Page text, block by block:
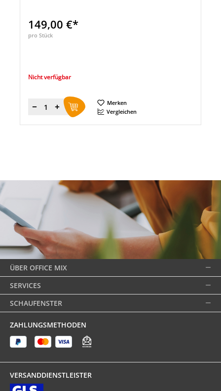
149,00 €*
pro Stück
Nicht verfügbar
Menge
Merken
Vergleichen
ÜBER OFFICE MIX
SERVICES
SCHAUFENSTER
ZAHLUNGSMETHODEN
VERSANDDIENSTLEISTER